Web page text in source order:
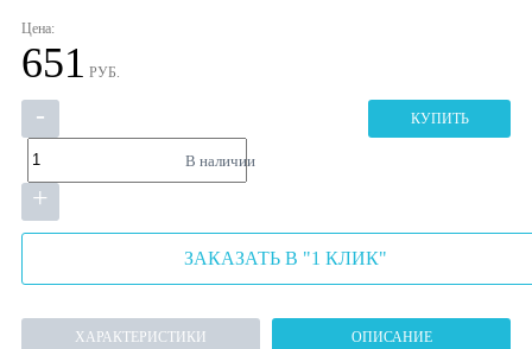
Цена:
651 РУБ.
-
+
КУПИТЬ
В наличии
ЗАКАЗАТЬ В "1 КЛИК"
ХАРАКТЕРИСТИКИ ОПИСАНИЕ